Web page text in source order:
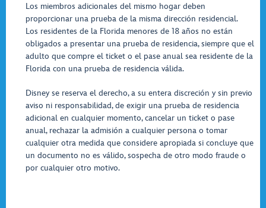
Los miembros adicionales del mismo hogar deben
proporcionar una prueba de la misma dirección residencial.
Los residentes de la Florida menores de 18 años no están
obligados a presentar una prueba de residencia, siempre que el
adulto que compre el ticket o el pase anual sea residente de la
Florida con una prueba de residencia válida.
Disney se reserva el derecho, a su entera discreción y sin previo
aviso ni responsabilidad, de exigir una prueba de residencia
adicional en cualquier momento, cancelar un ticket o pase
anual, rechazar la admisión a cualquier persona o tomar
cualquier otra medida que considere apropiada si concluye que
un documento no es válido, sospecha de otro modo fraude o
por cualquier otro motivo.